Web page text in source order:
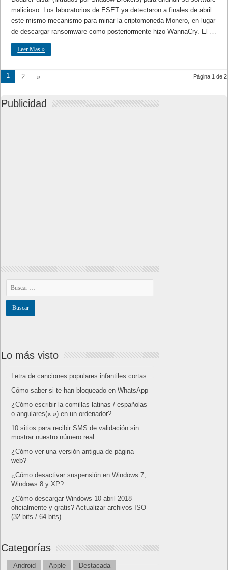
malicioso. Los laboratorios de ESET ya detectaron a finales de abril
este mismo mecanismo para minar la criptomoneda Monero, en lugar
de descargar ransomware como posteriormente hizo WannaCry. El …
Leer Mas »
Página 1 de 2
1 2 »
Publicidad
Lo más visto
Letra de canciones populares infantiles cortas
Cómo saber si te han bloqueado en WhatsApp
¿Cómo escribir la comillas latinas / españolas
o angulares(« ») en un ordenador?
10 sitios para recibir SMS de validación sin
mostrar nuestro número real
¿Cómo ver una versión antigua de página
web?
¿Cómo desactivar suspensión en Windows 7,
Windows 8 y XP?
¿Cómo descargar Windows 10 abril 2018
oficialmente y gratis? Actualizar archivos ISO
(32 bits / 64 bits)
Categorías
Android Apple
Destacada